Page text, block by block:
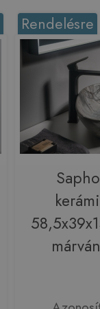
Rendelésre